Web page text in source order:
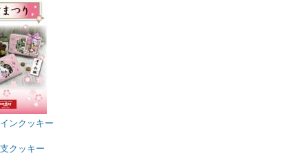
ンクッキー
クッキー